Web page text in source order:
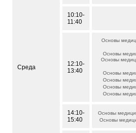
Среда
10:10-
11:40
12:10-
13:40
Основы
Основы
Основы
Основы
Основы
Основы
Основы
14:10-
15:40
Основы
Основы